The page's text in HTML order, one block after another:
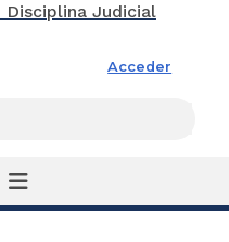
Acceder